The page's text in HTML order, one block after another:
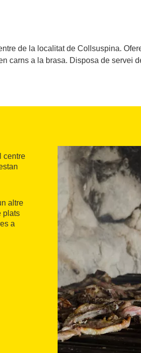
de la localitat de Collsuspina.
carns a la brasa. Disposa de servei
centre
altre
plats
a